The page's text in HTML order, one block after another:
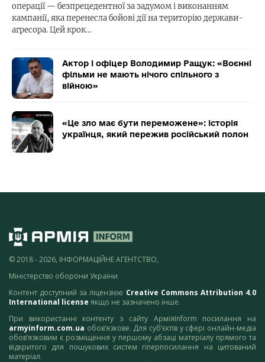
операції — безпрецедентної за задумом і виконанням
кампанії, яка перенесла бойові дії на територію держави-
агресора. Цей крок…
Актор і офіцер Володимир Ращук: «Воєнні
фільми не мають нічого спільного з
війною»
«Це зло має бути переможене»: історія
українця, який пережив російський полон
© 2018 - 2026, ІНФОРМАЦІЙНЕ АГЕНТСТВО,
Міністерство оборони України
Контент доступний за ліцензією Creative Commons Attribution 4.0
International license якщо не зазначено інше.
При використанні контенту з сайту АрміяInform посилання на
armyinform.com.ua обов’язкове. Для суб’єктів у сфері онлайн-медіа
обов’язковим є розміщення у першому абзаці матеріалу прямого та
відкритого для пошукових систем гіперпосилання на цитований
матеріал.